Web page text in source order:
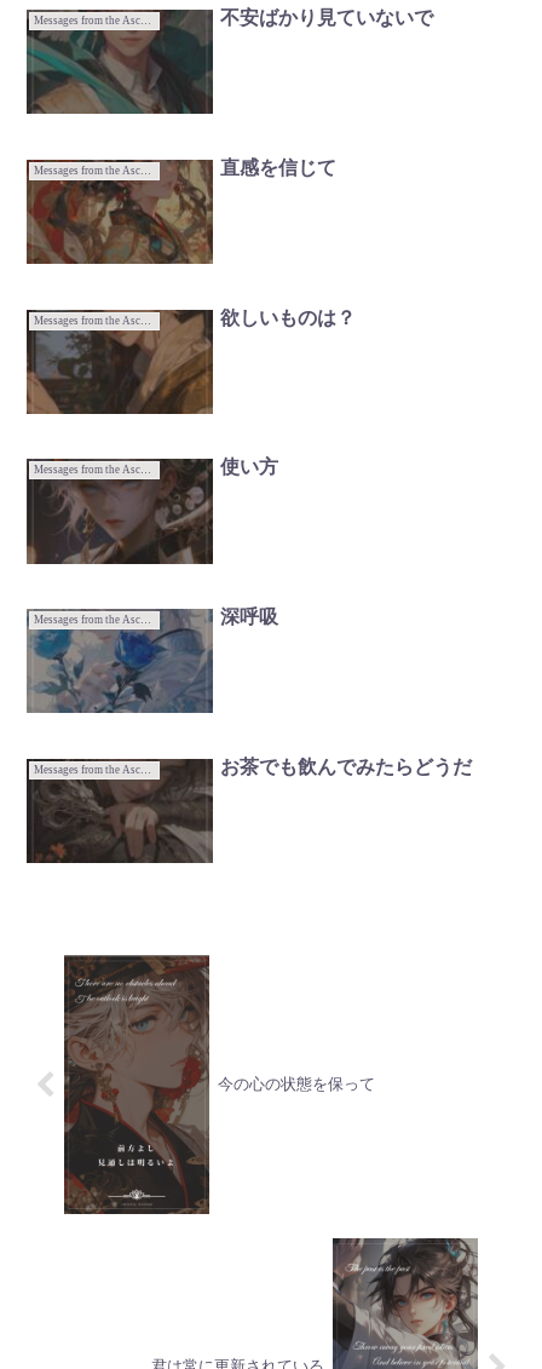
Messages from the Ascended Masters 不安ばかり見ていないで
Messages from the Ascended Masters 直感を信じて
欲しいものは？
Messages from the Ascended Masters 使い方
Messages from the Ascended Masters 深呼吸
お茶でも飲んでみたらどうだ
今の心の状態を保って